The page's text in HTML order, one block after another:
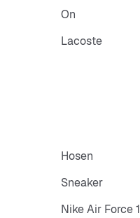
On
Lacoste
Hosen
Sneaker
Nike Air Force 1